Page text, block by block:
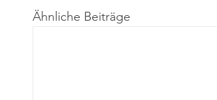
Ähnliche Beiträge